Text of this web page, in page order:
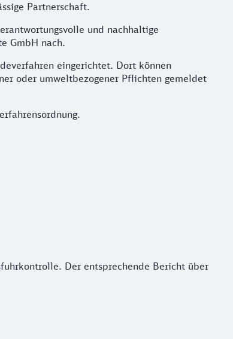
Partnerschaft.
und nachhaltige
GmbH nach.
eingerichtet. Dort können
oder umweltbezogener Pflichten gemeldet
Der entsprechende Bericht über